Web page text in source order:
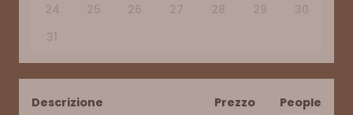
24
25 26 27 28 29
30
31
Descrizione Prezzo
People